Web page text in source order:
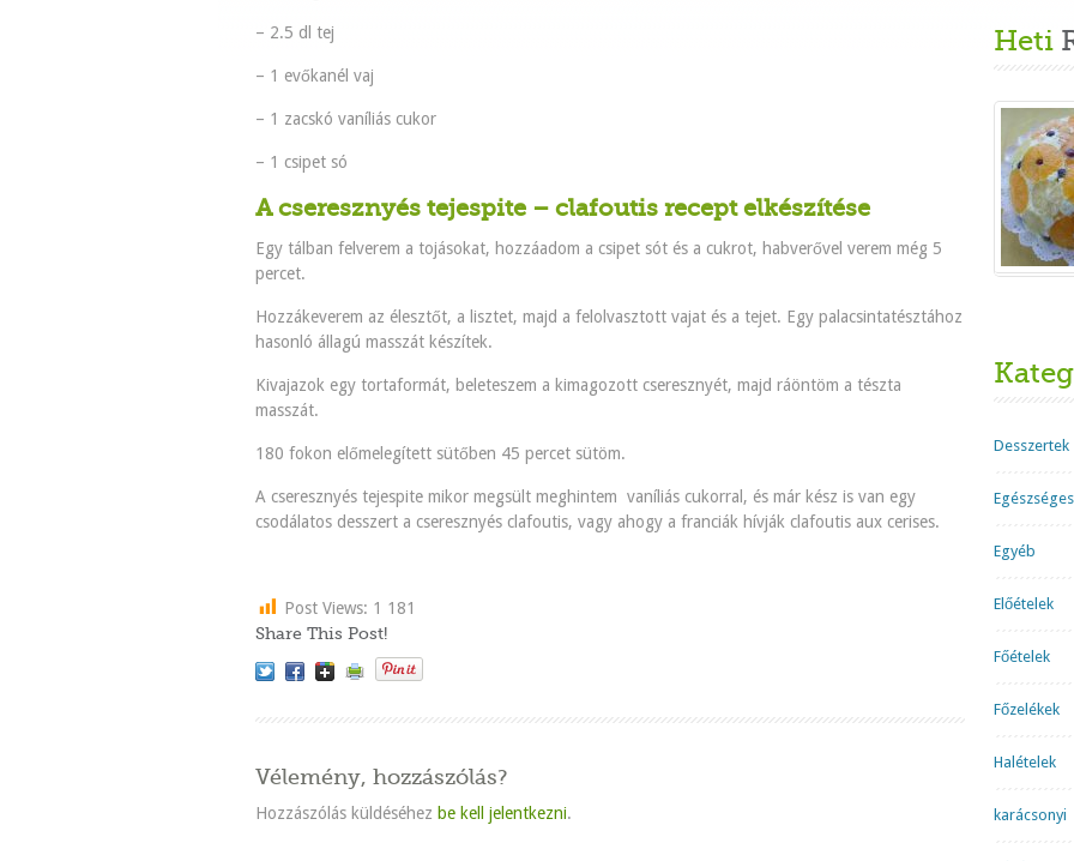
– 2.5 dl tej
– 1 evőkanél vaj
– 1 zacskó vaníliás cukor
– 1 csipet só
A cseresznyés tejespite – clafoutis recept elkészítése
Egy tálban felverem a tojásokat, hozzáadom a csipet sót és a cukrot, habverővel verem még 5
percet.
Hozzákeverem az élesztőt, a lisztet, majd a felolvasztott vajat és a tejet. Egy palacsintatésztához
hasonló állagú masszát készítek.
Kivajazok egy tortaformát, beleteszem a kimagozott cseresznyét, majd ráöntöm a tészta
masszát.
180 fokon előmelegített sütőben 45 percet sütöm.
A cseresznyés tejespite mikor megsült meghintem vaníliás cukorral, és már kész is van egy
csodálatos desszert a cseresznyés clafoutis, vagy ahogy a franciák hívják clafoutis aux cerises.
Post Views: 1 181
Share This Post!
Vélemény, hozzászólás?
Hozzászólás küldéséhez be kell jelentkezni.
Heti
Desszertek
Egészséges
Egyéb
Előételek
Főételek
Főzelékek
Halételek
karácsonyi